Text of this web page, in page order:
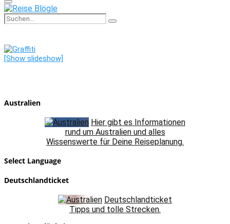
Primary
Menu
Search
for:
Search
[Show slideshow]
Australien
Hier gibt es Informationen
rund um Australien und alles
Wissenswerte für Deine Reiseplanung.
Select Language
Deutschlandticket
Deutschlandticket
Tipps und tolle Strecken.